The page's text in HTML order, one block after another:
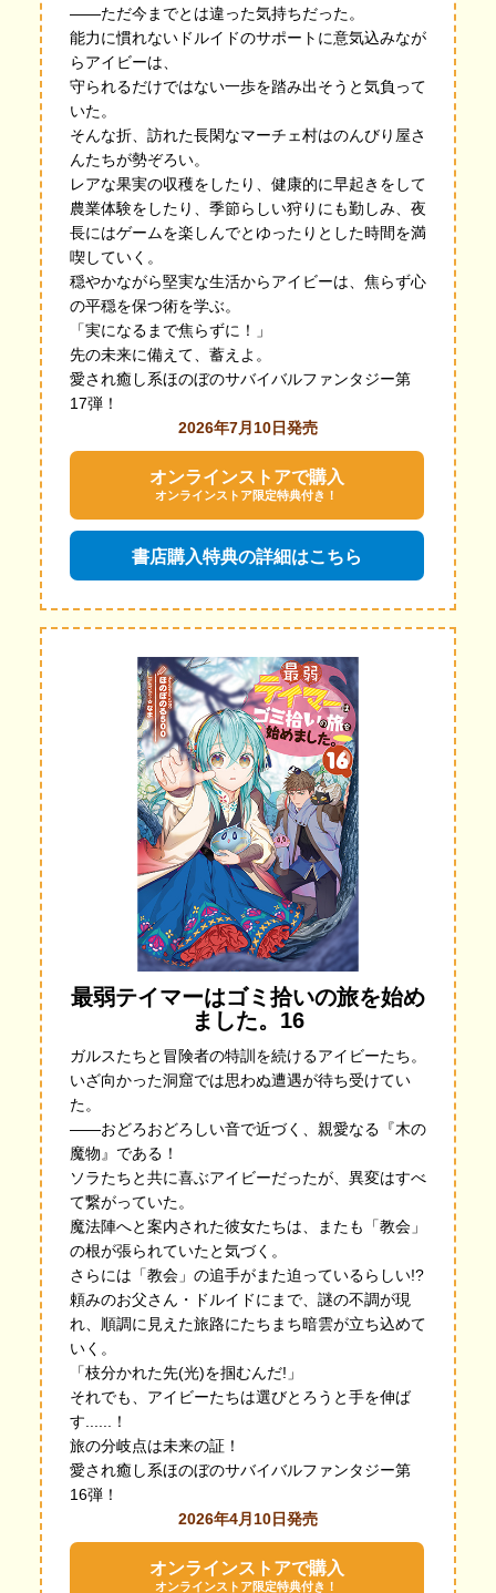
――ただ今までとは違った気持ちだった。
能力に慣れないドルイドのサポートに意気込みなが
らアイビーは、
守られるだけではない一歩を踏み出そうと気負って
いた。
そんな折、訪れた長閑なマーチェ村はのんびり屋さ
んたちが勢ぞろい。
レアな果実の収穫をしたり、健康的に早起きをして
農業体験をしたり、季節らしい狩りにも勤しみ、夜
長にはゲームを楽しんでとゆったりとした時間を満
喫していく。
穏やかながら堅実な生活からアイビーは、焦らず心
の平穏を保つ術を学ぶ。
「実になるまで焦らずに！」
先の未来に備えて、蓄えよ。
愛され癒し系ほのぼのサバイバルファンタジー第
17弾！
2026年7月10日発売
オンラインストアで購入
オンラインストア限定特典付き！
書店購入特典の詳細はこちら
最弱テイマーはゴミ拾いの旅を始め
ました。16
ガルスたちと冒険者の特訓を続けるアイビーたち。
いざ向かった洞窟では思わぬ遭遇が待ち受けてい
た。
――おどろおどろしい音で近づく、親愛なる『木の
魔物』である！
ソラたちと共に喜ぶアイビーだったが、異変はすべ
て繋がっていた。
魔法陣へと案内された彼女たちは、またも「教会」
の根が張られていたと気づく。
さらには「教会」の追手がまた迫っているらしい!?
頼みのお父さん・ドルイドにまで、謎の不調が現
れ、順調に見えた旅路にたちまち暗雲が立ち込めて
いく。
「枝分かれた先(光)を掴むんだ!」
それでも、アイビーたちは選びとろうと手を伸ば
す......！
旅の分岐点は未来の証！
愛され癒し系ほのぼのサバイバルファンタジー第
16弾！
2026年4月10日発売
オンラインストアで購入
オンラインストア限定特典付き！